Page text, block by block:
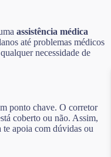
assistência médica
até problemas médicos
necessidade de
ponto chave. O corretor
coberto ou não. Assim,
te apoia com dúvidas ou